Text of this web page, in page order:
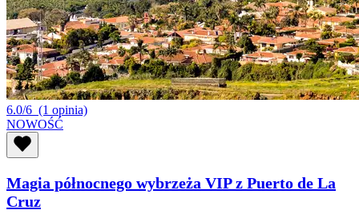
6.0/6 (1 opinia)
NOWOŚĆ
Magia północnego wybrzeża VIP z Puerto de La
Cruz